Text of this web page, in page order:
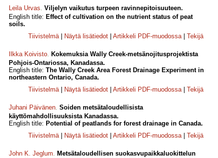
Leila Urvas. Viljelyn vaikutus turpeen ravinnepitoisuuteen.
English title: Effect of cultivation on the nutrient status of peat
soils.
Tiivistelmä| Näytä lisätiedot Artikkeli PDF-muodossa| Tekijä
Ilkka Koivisto. Kokemuksia Wally Creek-metsänojitusprojektista
Pohjois-Ontariossa, Kanadassa.
English title: The Wally Creek Area Forest Drainage Experiment in
nort­heastern Ontario, Canada.
Tiivistelmä| Näytä lisätiedot Artikkeli PDF-muodossa| Tekijä
Juhani Päivänen. Soiden metsätaloudellisista
käyttömahdollisuuksista Kanadassa.
English title: Potential of peatlands for forest drainage in Canada.
Tiivistelmä| Näytä lisätiedot Artikkeli PDF-muodossa| Tekijä
John K. Jeglum. Metsätaloudellisen suokasvupaikkaluokittelun